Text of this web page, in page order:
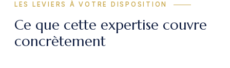
LES LEVIERS À VOTRE DISPOSITION
Ce que cette expertise couvre
concrètement